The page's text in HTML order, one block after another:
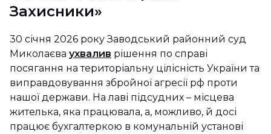
Захисники»
30 січня 2026 року Заводський районний суд
Миколаєва ухвалив рішення по справі
посягання на територіальну цілісність України та
виправдовування збройної агресії рф проти
нашої держави. На лаві підсудних – місцева
жителька, яка працювала, а, можливо, й досі
працює бухгалтеркою в комунальній установі